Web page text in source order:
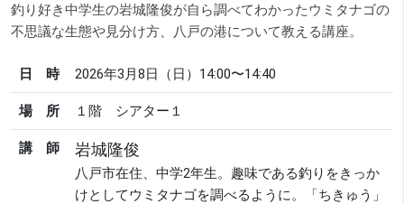
釣り好き中学生の岩城隆俊が自ら調べてわかったウミタナゴの
不思議な生態や見分け方、八戸の港について教える講座。
日 時 2026年3月8日（日）14:00〜14:40
場 所 １階 シアター１
講 師 岩城隆俊
八戸市在住、中学2年生。趣味である釣りをきっか
けとしてウミタナゴを調べるように。「ちきゅう」